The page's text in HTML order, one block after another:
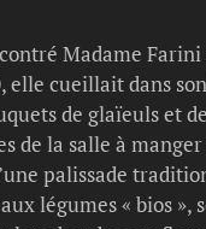
Madame Farini
elle cueillait dans
de glaïeuls et
de la salle à manger
palissade
légumes « bios »,